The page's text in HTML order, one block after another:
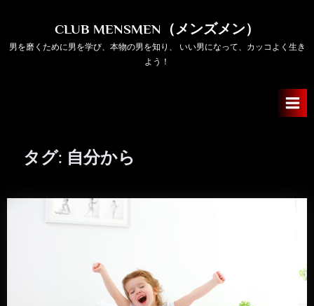
content
CLUB MENSMEN（メンズメン）
男を磨くために男を学び、本物の男を知り、 いい男になって、カッコよく生き
よう！
タグ: 自分から